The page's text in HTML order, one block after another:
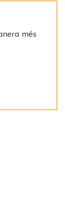
més